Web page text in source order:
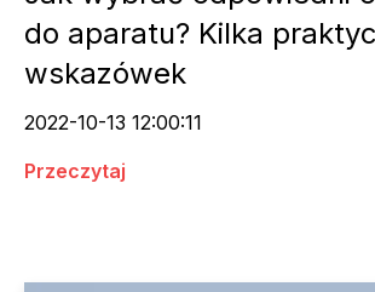
do aparatu? Kilka
wskazówek
2022-10-13 12:00:11
Przeczytaj